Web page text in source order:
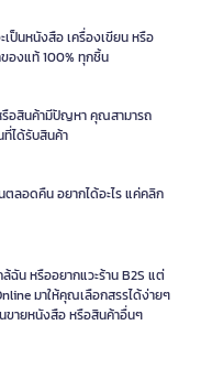
ป็นหนังสือ เครื่องเขียน หรือ
องแท้ 100% ทุกชิ้น
รือสินค้ามีปัญหา คุณสามารถ
ที่ได้รับสินค้า
ลอดคืน อยากได้อะไร แค่คลิก
ฉัน หรืออยากแวะร้าน B2S แต่
มาให้คุณเลือกสรรได้ง่ายๆ
ขายหนังสือ หรือสินค้าอื่นๆ